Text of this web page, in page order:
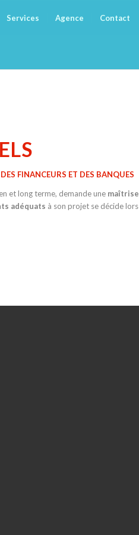
Services Agence Contact
FINANCEURS ET DES BANQUES
et long terme, demande une
adéquats à son projet se décide